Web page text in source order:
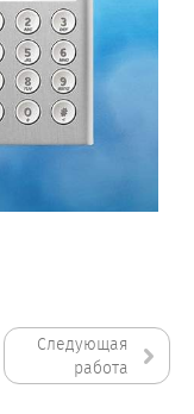
Следующая
работа